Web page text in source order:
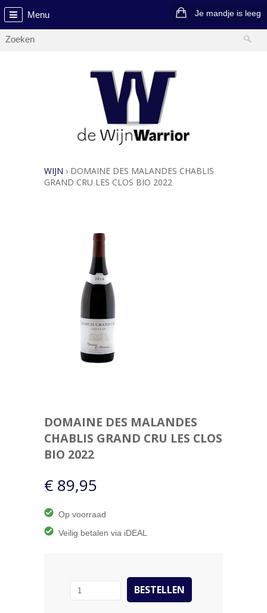
Menu Je mandje is leeg
WIJN › DOMAINE DES MALANDES CHABLIS
GRAND CRU LES CLOS BIO 2022
DOMAINE DES MALANDES
CHABLIS GRAND CRU LES CLOS
BIO 2022
€ 89,95
Op voorraad
Veilig betalen via iDEAL